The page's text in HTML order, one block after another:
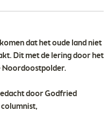
dat het oude land niet
Dit met de lering door het
Noordoostpolder.
door Godfried
columnist,